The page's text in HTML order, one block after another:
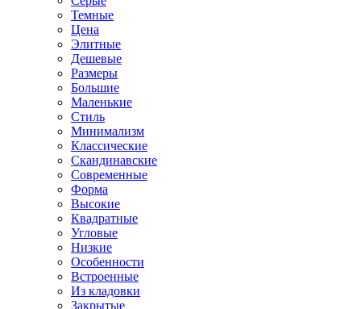
Темные
Цена
Элитные
Дешевые
Размеры
Большие
Маленькие
Стиль
Минимализм
Классические
Скандинавские
Современные
Форма
Высокие
Квадратные
Угловые
Низкие
Особенности
Встроенные
Из кладовки
Закрытые